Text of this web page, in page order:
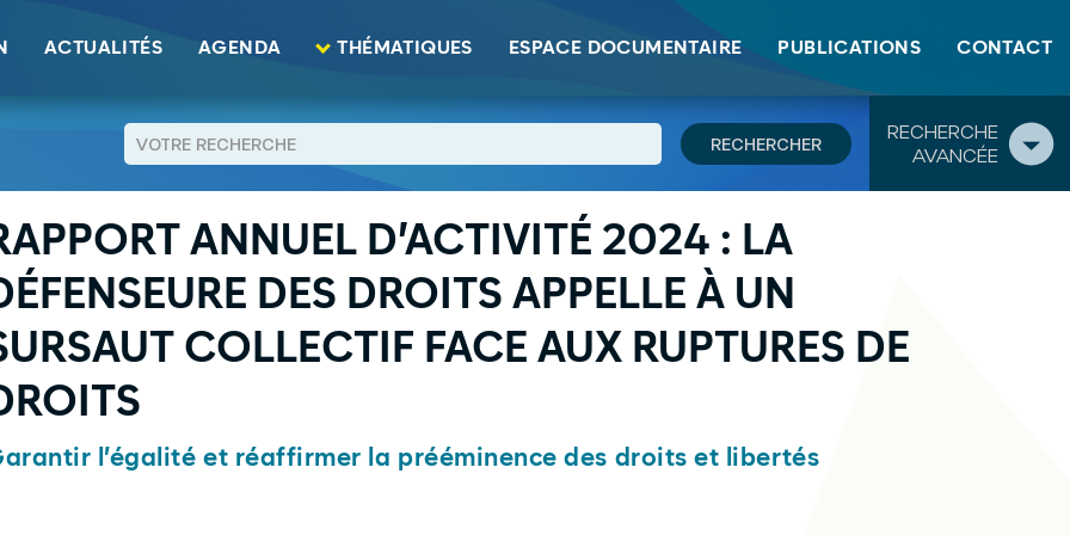
ACTUALITÉS AGENDA THÉMATIQUES ESPACE DOCUMENTAIRE PUBLICATIONS CONTACT
RECHERCHE
AVANCÉE
2024 : la Défenseure des droits appelle à un sursaut collectif face aux ruptures de droits
ANNUEL D’ACTIVITÉ 2024 : LA
DES DROITS APPELLE À UN
COLLECTIF FACE AUX RUPTURES DE
l’égalité et réaffirmer la prééminence des droits et libertés